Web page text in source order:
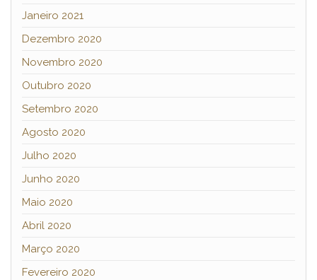
Janeiro 2021
Dezembro 2020
Novembro 2020
Outubro 2020
Setembro 2020
Agosto 2020
Julho 2020
Junho 2020
Maio 2020
Abril 2020
Março 2020
Fevereiro 2020